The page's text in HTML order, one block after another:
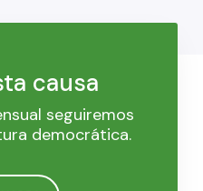
causa
seguiremos
democrática.